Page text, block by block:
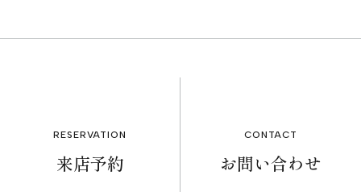
RESERVATION
来店予約
CONTACT
お問い合わせ